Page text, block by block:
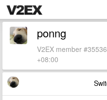
ponng
V2EX member
+08:00